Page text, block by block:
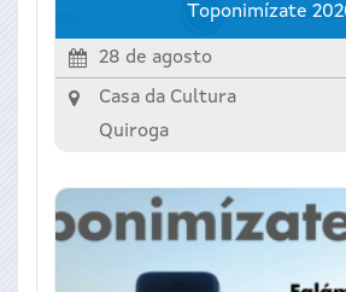
Toponimízate
28 de agosto
Casa da Cultura
Quiroga